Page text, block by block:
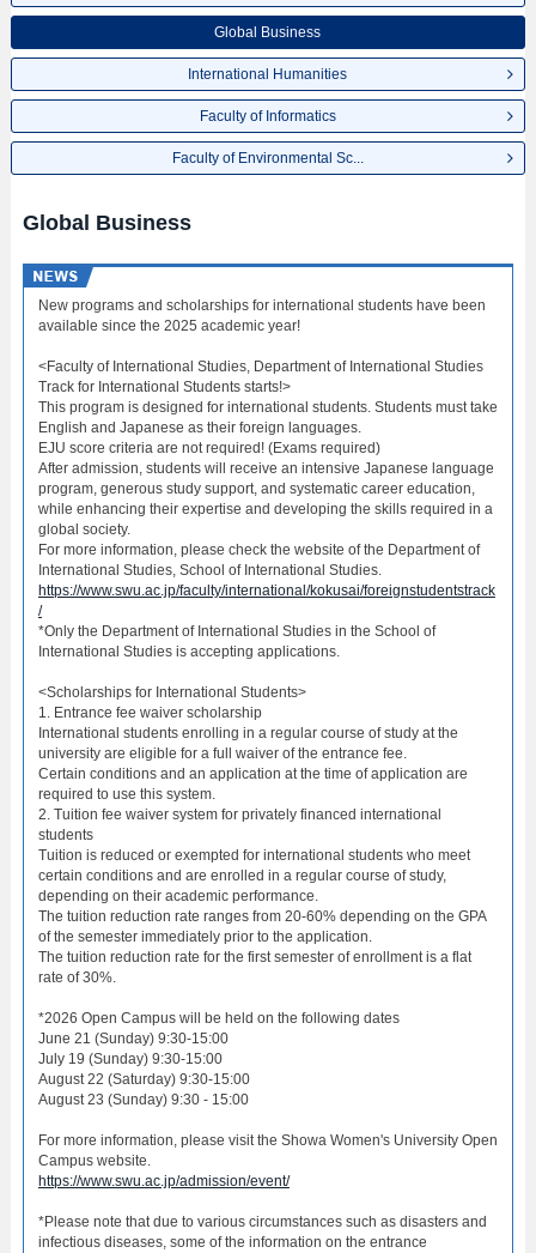
Global Business
International Humanities
Faculty of Informatics
Faculty of Environmental Sc...
Global Business
New programs and scholarships for international students have been
available since the 2025 academic year!
<Faculty of International Studies, Department of International Studies
Track for International Students starts!>
This program is designed for international students. Students must take
English and Japanese as their foreign languages.
EJU score criteria are not required! (Exams required)
After admission, students will receive an intensive Japanese language
program, generous study support, and systematic career education,
while enhancing their expertise and developing the skills required in a
global society.
For more information, please check the website of the Department of
International Studies, School of International Studies.
https://www.swu.ac.jp/faculty/international/kokusai/foreignstudentstrack
/
*Only the Department of International Studies in the School of
International Studies is accepting applications.
<Scholarships for International Students>
1. Entrance fee waiver scholarship
International students enrolling in a regular course of study at the
university are eligible for a full waiver of the entrance fee.
Certain conditions and an application at the time of application are
required to use this system.
2. Tuition fee waiver system for privately financed international
students
Tuition is reduced or exempted for international students who meet
certain conditions and are enrolled in a regular course of study,
depending on their academic performance.
The tuition reduction rate ranges from 20-60% depending on the GPA
of the semester immediately prior to the application.
The tuition reduction rate for the first semester of enrollment is a flat
rate of 30%.
*2026 Open Campus will be held on the following dates
June 21 (Sunday) 9:30-15:00
July 19 (Sunday) 9:30-15:00
August 22 (Saturday) 9:30-15:00
August 23 (Sunday) 9:30 - 15:00
For more information, please visit the Showa Women's University Open
Campus website.
https://www.swu.ac.jp/admission/event/
*Please note that due to various circumstances such as disasters and
infectious diseases, some of the information on the entrance